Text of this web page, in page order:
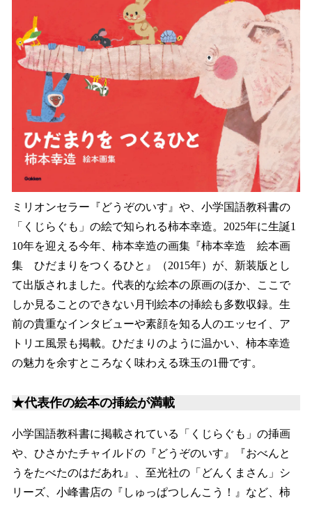
す
ミリオンセラー『どうぞのいす』や、小学国語教科書の
「くじらぐも」の絵で知られる柿本幸造。2025年に生誕1
10年を迎える今年、柿本幸造の画集『柿本幸造 絵本画
集 ひだまりをつくるひと』（2015年）が、新装版とし
て出版されました。代表的な絵本の原画のほか、ここで
しか見ることのできない月刊絵本の挿絵も多数収録。生
前の貴重なインタビューや素顔を知る人のエッセイ、ア
トリエ風景も掲載。ひだまりのように温かい、柿本幸造
の魅力を余すところなく味わえる珠玉の1冊です。
★代表作の絵本の挿絵が満載
小学国語教科書に掲載されている「くじらぐも」の挿画
や、ひさかたチャイルドの『どうぞのいす』『おべんと
うをたべたのはだあれ』、至光社の「どんくまさん」シ
リーズ、小峰書店の『しゅっぱつしんこう！』など、柿